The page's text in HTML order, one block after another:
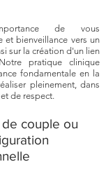
de vous
et bienveillance vers un
sur la création d'un lien
pratique clinique
fondamentale en la
pleinement, dans
de respect.
couple ou